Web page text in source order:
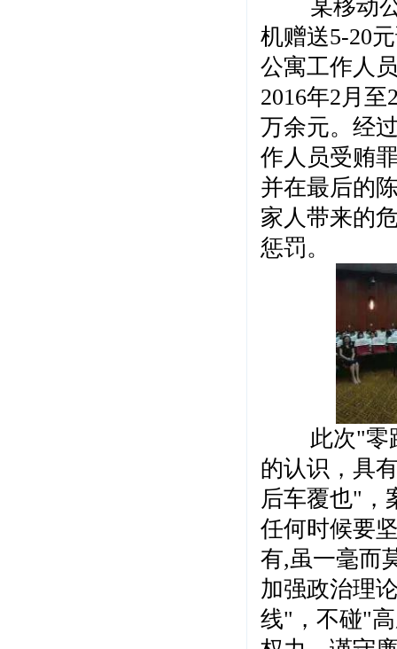
某移动公
机赠送5-20
公寓工作人
2016年2月
万余元。经
作人员受贿
并在最后的
家人带来的
惩罚。
此次"零距
的认识，具
后车覆也"，
任何时候要
有,虽一毫而
加强政治理
线"，不碰"